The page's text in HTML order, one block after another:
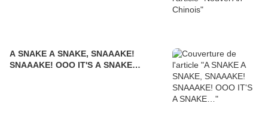
A SNAKE A SNAKE, SNAAAKE!
SNAAAKE! OOO IT'S A SNAKE…